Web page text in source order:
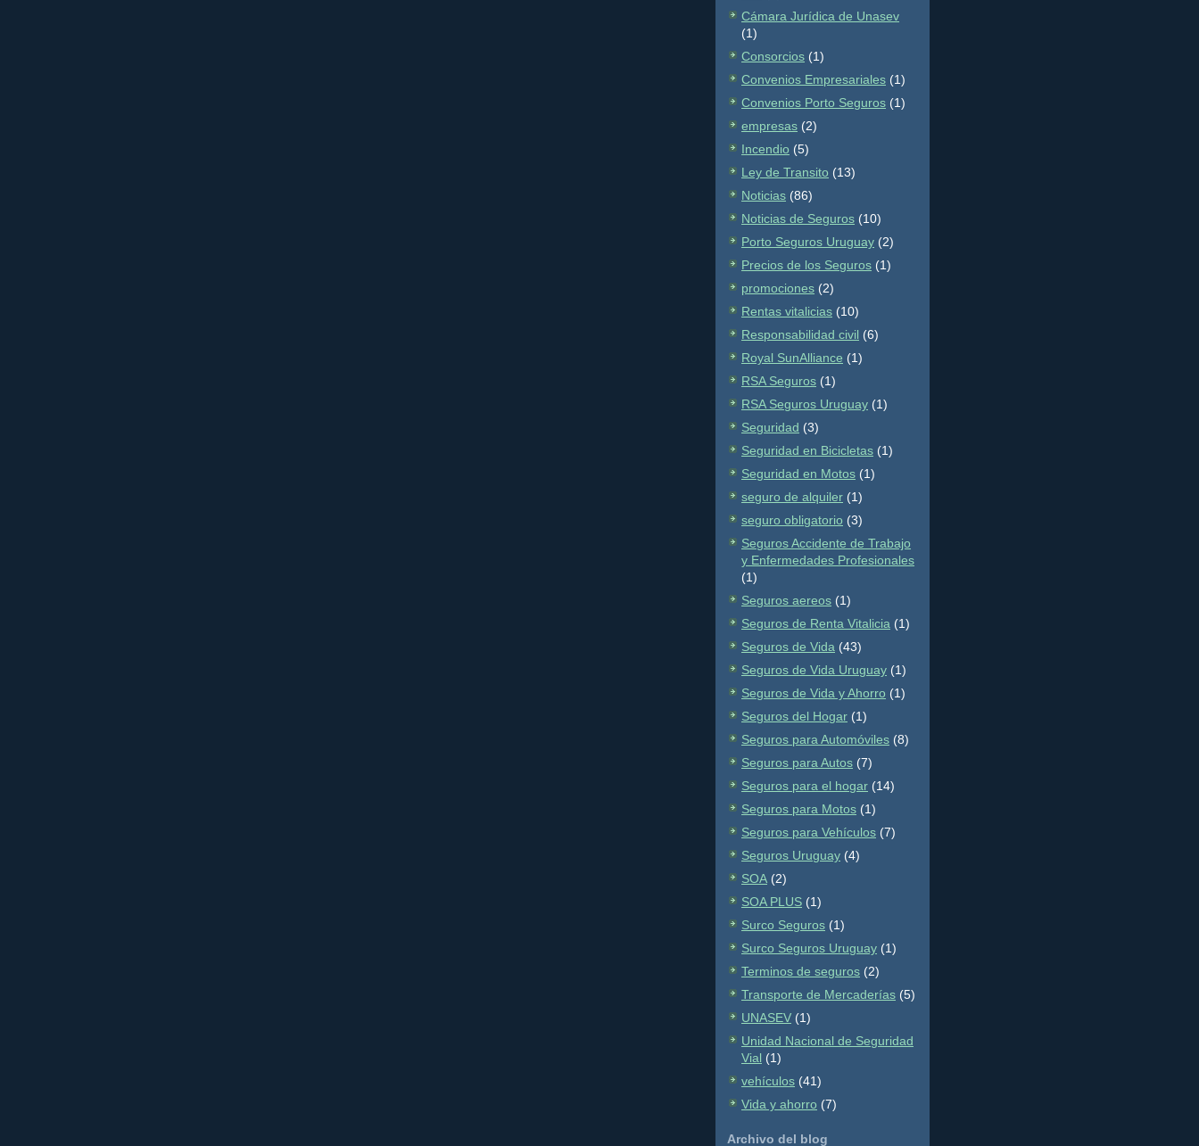
Cámara Jurídica de Unasev
(1)
Consorcios (1)
Convenios Empresariales (1)
Convenios Porto Seguros (1)
empresas (2)
Incendio (5)
Ley de Transito (13)
Noticias (86)
Noticias de Seguros (10)
Porto Seguros Uruguay (2)
Precios de los Seguros (1)
promociones (2)
Rentas vitalicias (10)
Responsabilidad civil (6)
Royal SunAlliance (1)
RSA Seguros (1)
RSA Seguros Uruguay (1)
Seguridad (3)
Seguridad en Bicicletas (1)
Seguridad en Motos (1)
seguro de alquiler (1)
seguro obligatorio (3)
Seguros Accidente de Trabajo
y Enfermedades Profesionales
(1)
Seguros aereos (1)
Seguros de Renta Vitalicia (1)
Seguros de Vida (43)
Seguros de Vida Uruguay (1)
Seguros de Vida y Ahorro (1)
Seguros del Hogar (1)
Seguros para Automóviles (8)
Seguros para Autos (7)
Seguros para el hogar (14)
Seguros para Motos (1)
Seguros para Vehículos (7)
Seguros Uruguay (4)
SOA (2)
SOA PLUS (1)
Surco Seguros (1)
Surco Seguros Uruguay (1)
Terminos de seguros (2)
Transporte de Mercaderías (5)
UNASEV (1)
Unidad Nacional de Seguridad
Vial (1)
vehículos (41)
Vida y ahorro (7)
Archivo del blog